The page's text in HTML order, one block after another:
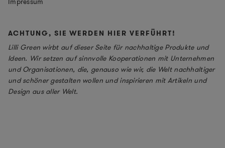
ACHTUNG, SIE WERDEN HIER VERFÜHRT!
Lilli Green wirbt auf dieser Seite für nachhaltige Produkte und
Ideen. Wir setzen auf sinnvolle Kooperationen mit Unternehmen
und Organisationen, die, genauso wie wir, die Welt nachhaltiger
und schöner gestalten wollen und inspirieren mit Artikeln und
Design aus aller Welt.